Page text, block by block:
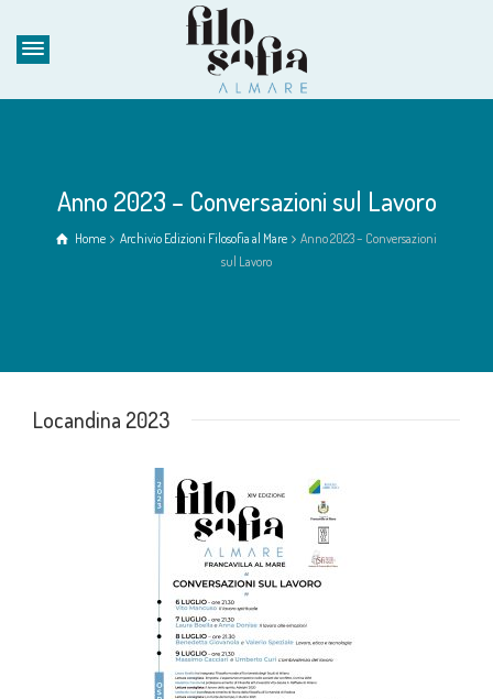
Anno 2023 – Conversazioni sul Lavoro
Home Archivio Edizioni Filosofia al Mare
Anno 2023 – Conversazioni
sul Lavoro
Locandina 2023